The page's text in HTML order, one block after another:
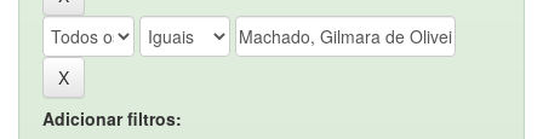
Adicionar filtros: